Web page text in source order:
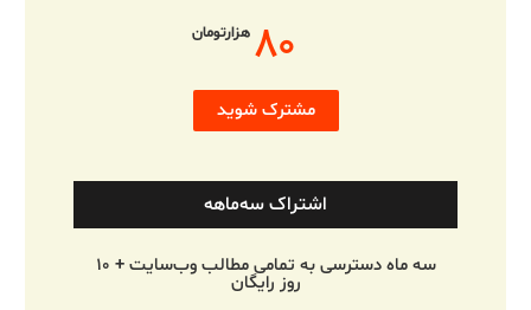
۸۰ هزارتومان
مشترک شوید
اشتراک سه‌ماهه
سه ماه دسترسی به تمامی مطالب وب‌سایت + ۱۰
روز رایگان